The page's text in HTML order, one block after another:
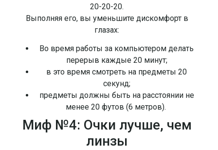
20-20-20.
Выполняя его, вы уменьшите дискомфорт в
глазах:
Во время работы за компьютером делать
перерыв каждые 20 минут;
в это время смотреть на предметы 20
секунд;
предметы должны быть на расстоянии не
менее 20 футов (6 метров).
Миф №4: Очки лучше, чем
линзы